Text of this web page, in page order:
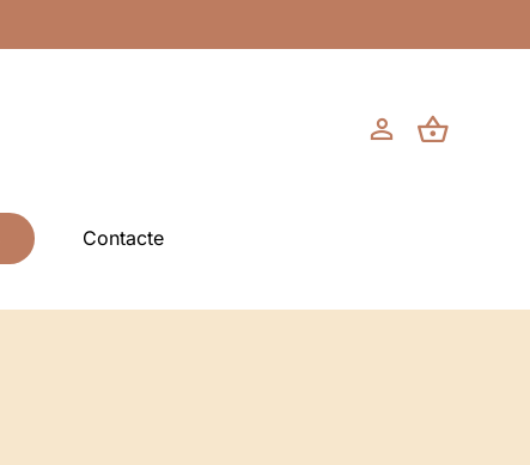
Contacte